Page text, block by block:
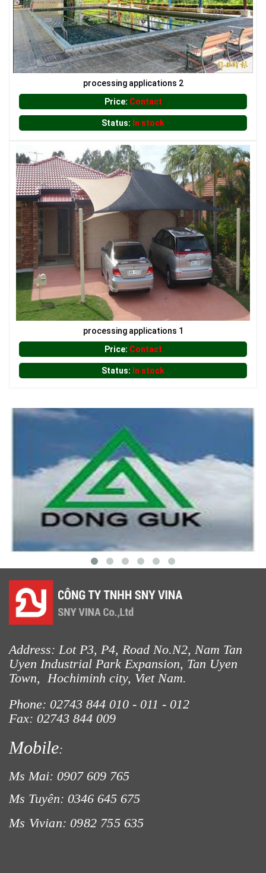
LƯỚI CHẮN CÔN TRÙNG
LƯỚI CHẮN CÔN TRÙNG
LƯỚI CHE NẮNG
LƯỚI CHẮN ĐỘNG VẬT
processing applications 2
Price: Contact
Status: In stock
processing applications 1
Price: Contact
Status: In stock
Address: Lot P3, P4, Road No.N2, Nam Tan
Uyen Industrial Park Expansion, Tan Uyen
Town, Hochiminh city, Viet Nam.
Phone: 02743 844 010 - 011 - 012
Fax: 02743 844 009
Mobile:
Ms Mai: 0907 609 765
Ms Tuyên: 0346 645 675
Ms Vivian: 0982 755 635